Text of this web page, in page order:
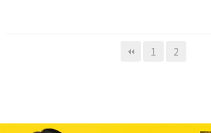
1 2